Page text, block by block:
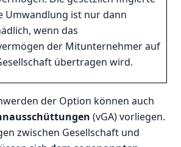
Umwandlung ist nur dann
wenn das
der Mitunternehmer auf
übertragen wird.
der Option können auch
(vGA) vorliegen.
zwischen Gesellschaft und